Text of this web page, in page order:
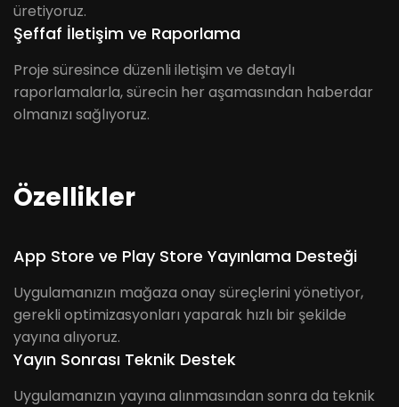
üretiyoruz.
Şeffaf İletişim ve Raporlama
Proje süresince düzenli iletişim ve detaylı
raporlamalarla, sürecin her aşamasından haberdar
olmanızı sağlıyoruz.
Özellikler
App Store ve Play Store Yayınlama Desteği
Uygulamanızın mağaza onay süreçlerini yönetiyor,
gerekli optimizasyonları yaparak hızlı bir şekilde
yayına alıyoruz.
Yayın Sonrası Teknik Destek
Uygulamanızın yayına alınmasından sonra da teknik